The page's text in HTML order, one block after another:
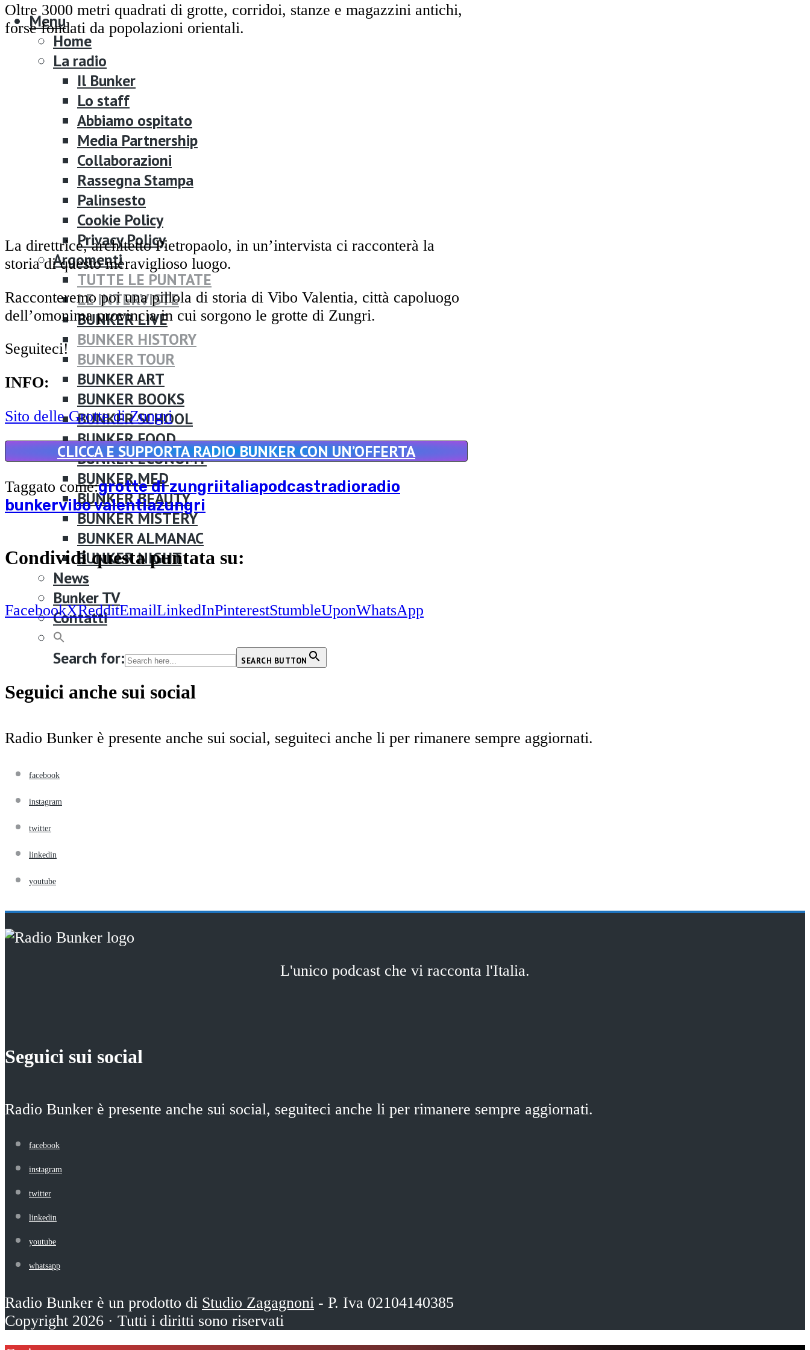
Menu
Home
La radio
Il Bunker
Lo staff
Abbiamo ospitato
Media Partnership
Collaborazioni
Rassegna Stampa
Palinsesto
Cookie Policy
Privacy Policy
Argomenti
TUTTE LE PUNTATE
LE INTERVISTE
BUNKER LIVE
BUNKER HISTORY
BUNKER TOUR
BUNKER ART
BUNKER BOOKS
BUNKER SCHOOL
BUNKER FOOD
BUNKER ECONOMY
BUNKER MED
BUNKER BEAUTY
BUNKER MISTERY
BUNKER ALMANAC
BUNKER NIGHT
News
Bunker TV
Contatti
Search for: SEARCH BUTTON
Oltre 3000 metri quadrati di grotte, corridoi, stanze e magazzini antichi,
forse fondati da popolazioni orientali.
La direttrice, architetto Pietropaolo, in un’intervista ci racconterà la
storia di questo meraviglioso luogo.
Racconteremo poi una pillola di storia di Vibo Valentia, città capoluogo
dell’omonima provincia in cui sorgono le grotte di Zungri.
Seguiteci!
INFO:
Sito delle Grotte di Zungri
CLICCA E SUPPORTA RADIO BUNKER CON UN’OFFERTA
Taggato come:grotte di zungriitaliapodcastradioradio
bunkervibo valentiazungri
Condividi questa puntata su:
FacebookXRedditEmailLinkedInPinterestStumbleUponWhatsApp
Seguici anche sui social
Radio Bunker è presente anche sui social, seguiteci anche li per rimanere sempre aggiornati.
facebook
instagram
twitter
linkedin
youtube
L'unico podcast che vi racconta l'Italia.
Seguici sui social
Radio Bunker è presente anche sui social, seguiteci anche li per rimanere sempre aggiornati.
facebook
instagram
twitter
linkedin
youtube
whatsapp
Radio Bunker è un prodotto di Studio Zagagnoni - P. Iva 02104140385
Copyright 2026 · Tutti i diritti sono riservati